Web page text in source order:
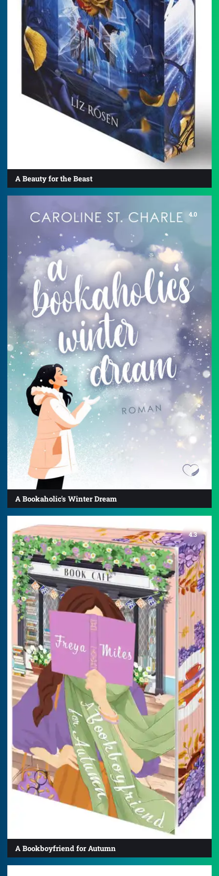
A Beauty for the Beast
4.0
A Bookaholic's Winter Dream
4.3
A Bookboyfriend for Autumn